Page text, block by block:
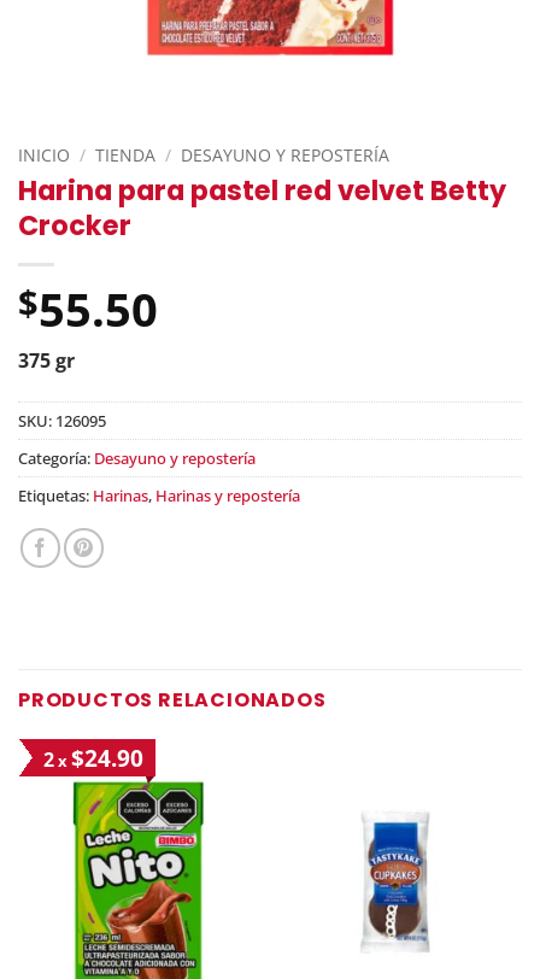
INICIO / TIENDA / DESAYUNO Y REPOSTERÍA
Harina para pastel red velvet Betty
Crocker
$55.50
375 gr
SKU: 126095
Categoría: Desayuno y repostería
Etiquetas: Harinas, Harinas y repostería
PRODUCTOS RELACIONADOS
2x $24.90